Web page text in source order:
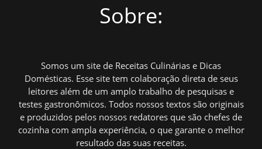
Sobre:
Somos um site de Receitas Culinárias e Dicas
Domésticas. Esse site tem colaboração direta de seus
leitores além de um amplo trabalho de pesquisas e
testes gastronômicos. Todos nossos textos são originais
e produzidos pelos nossos redatores que são chefes de
cozinha com ampla experiência, o que garante o melhor
resultado das suas receitas.